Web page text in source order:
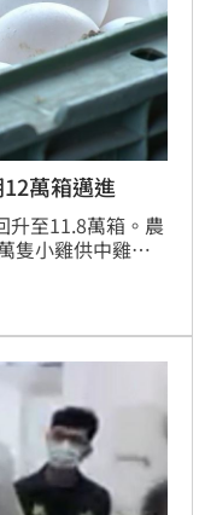
萬箱邁進
升至11.8萬箱。農
隻小雞供中雞場